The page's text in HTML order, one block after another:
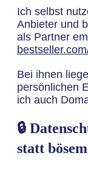
Ich selbst
Anbieter und
als Partner
Bei ihnen
persönlichen
ich auch
🔒
statt